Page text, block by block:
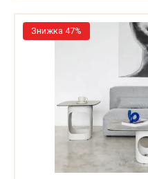
Знижка 47%